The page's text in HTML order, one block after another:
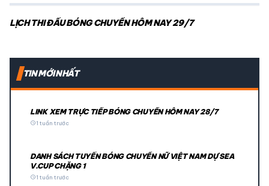
LỊCH THI ĐẤU BÓNG CHUYỀN HÔM NAY 29/7
TIN MỚI NHẤT
LINK XEM TRỰC TIẾP BÓNG CHUYỀN HÔM NAY 28/7
schedule1 tuần trước
DANH SÁCH TUYỂN BÓNG CHUYỀN NỮ VIỆT NAM DỰ SEA
V.CUP CHẶNG 1
schedule1 tuần trước